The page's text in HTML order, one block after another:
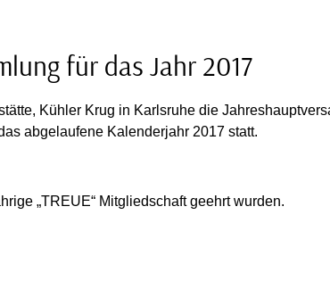
für das Jahr 2017
Kühler Krug in Karlsruhe die
abgelaufene Kalenderjahr 2017 statt.
„TREUE“ Mitgliedschaft geehrt wurden.